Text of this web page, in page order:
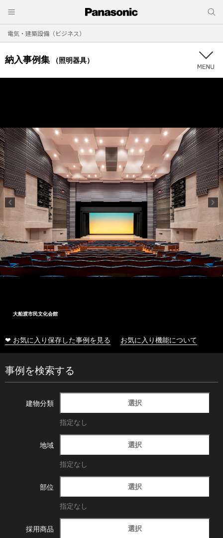
電気・建築設備（ビジネス）
納入事例集 （照明器具）
大船渡市民文化会館
❤ お気に入り保存した事例を見る お気に入り機能について
事例を検索する
建物分類 選択
指定なし
地域 選択
指定なし
部位 選択
指定なし
採用商品 選択